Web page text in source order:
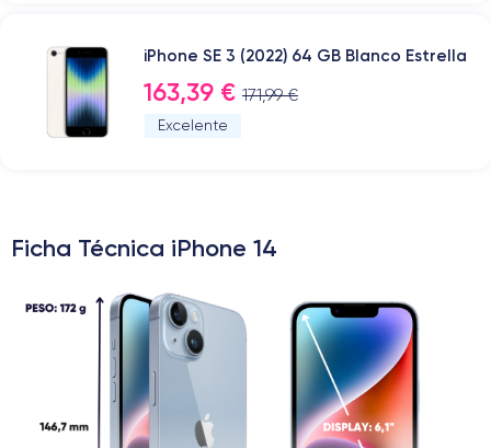
iPhone SE 3 (2022) 64 GB Blanco Estrella
163,39 € 171,99 €
Excelente
Ficha Técnica iPhone 14